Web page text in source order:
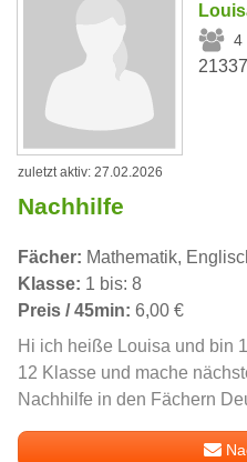
4
zuletzt aktiv: 27.02.2026
Nachhilfe
Fächer: Mathematik,
Klasse: 1 bis: 8
Preis / 45min: 6,00 €
Hi ich heiße Louisa und bin
12 Klasse und mache
Nachhilfe in den Fächern